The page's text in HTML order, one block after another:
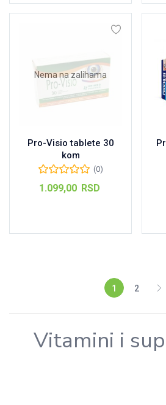
Nema na zalihama
Pro-Visio tablete 30
kom
(0)
1.099,00 RSD
1 2
Vitamini i